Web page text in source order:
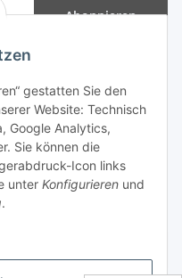
gestatten Sie den
Website: Technisch
Google Analytics,
Sie können die
Icon links
unter Konfigurieren und
.
Abonnieren